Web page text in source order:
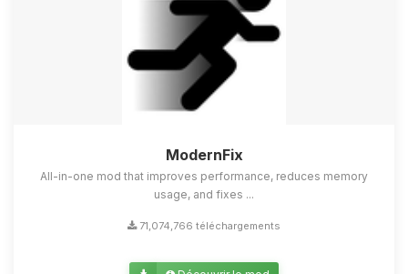
ModernFix
All-in-one mod that improves performance, reduces memory
usage, and fixes ...
71,074,766 téléchargements